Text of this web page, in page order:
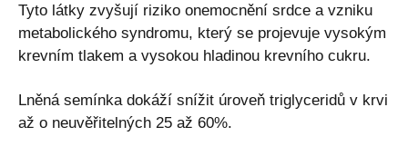
Tyto látky zvyšují riziko onemocnění srdce a vzniku
metabolického syndromu, který se projevuje vysokým
krevním tlakem a vysokou hladinou krevního cukru.
Lněná semínka dokáží snížit úroveň triglyceridů v krvi
až o neuvěřitelných 25 až 60%.